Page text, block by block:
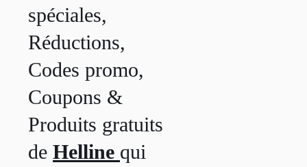
spéciales,
Réductions,
Codes promo,
Coupons &
Produits gratuits
de Helline qui